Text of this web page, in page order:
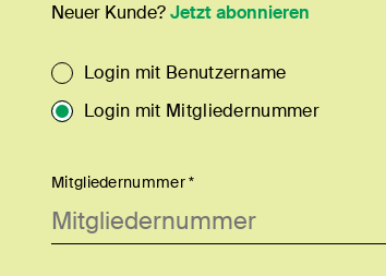
Neuer Kunde?Jetzt abonnieren
Login mit Benutzername
Login mit Mitgliedernummer
Mitgliedernummer *